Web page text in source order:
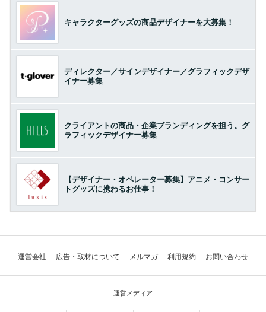
キャラクターグッズの商品デザイナーを大募集！
ディレクター／サインデザイナー／グラフィックデザ
イナー募集
クライアントの商品・企業ブランディングを担う。グ
ラフィックデザイナー募集
【デザイナー・オペレーター募集】アニメ・コンサー
トグッズに携わるお仕事！
運営会社 広告・取材について メルマガ 利用規約 お問い合わせ
運営メディア